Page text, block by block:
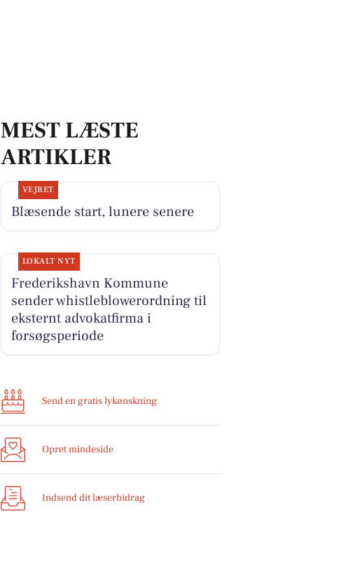
MEST LÆSTE
ARTIKLER
VEJRET
Blæsende start, lunere senere
LOKALT NYT
Frederikshavn Kommune
sender whistleblowerordning til
eksternt advokatfirma i
forsøgsperiode
Send en gratis lykønskning
Opret mindeside
Indsend dit læserbidrag